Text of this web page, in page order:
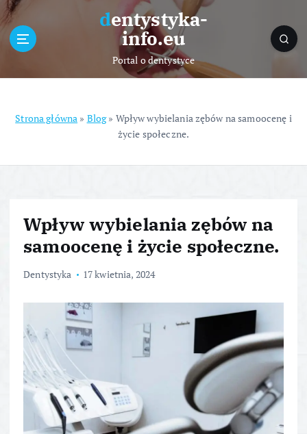
e
dentystyka-
info.eu
Portal o dentystyce
Strona główna » Blog» Wpływ wybielania zębów na samoocenę i
życie społeczne.
Wpływ wybielania zębów na
samoocenę i życie społeczne.
Dentystyka 17 kwietnia, 2024